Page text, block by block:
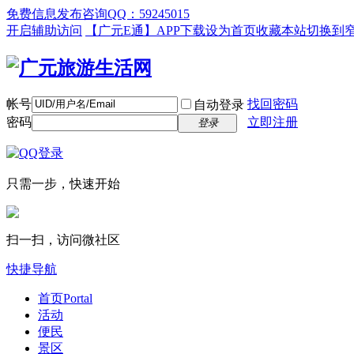
免费信息发布咨询QQ：59245015
开启辅助访问
【广元E通】APP下载设为首页收藏本站切换到
帐号 自动登录 找回密码
密码
登录 立即注册
只需一步，快速开始
扫一扫，访问微社区
快捷导航
首页Portal
活动
便民
景区